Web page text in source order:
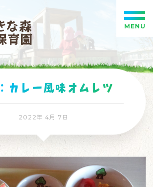
カレー風味オムレツ
2022年 4月 7日
MENU